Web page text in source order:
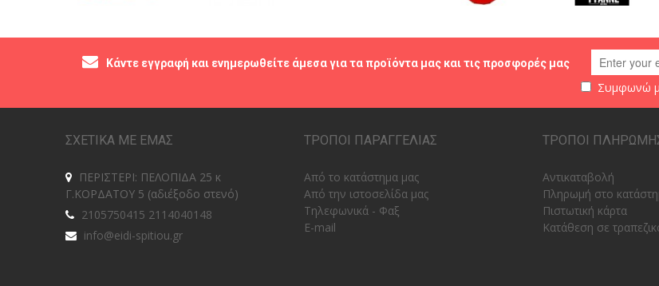
Κάντε εγγραφή και ενημερωθείτε άμεσα για τα προϊόντα μας και τις προσφορές μας
Συμφωνώ
ΣΧΕΤΙΚΑ ΜΕ ΕΜΑΣ
ΠΕΡΙΣΤΕΡΙ: ΠΕΛΟΠΙΔΑ 25 κ
Γ.ΚΟΡΔΑΤΟΥ 5 (αδιέξοδο στενό)
2105750415 2114040148
info@eidi-spitiou.gr
ΤΡΟΠΟΙ ΠΑΡΑΓΓΕΛΙΑΣ
Από το κατάστημα μας
Από την ιστοσελίδα μας
Tηλεφωνικά - Φαξ
E-mail
ΤΡΟΠΟΙ
Αντικαταβολή
Πληρωμή στο
Πιστωτική κάρτα
Κατάθεση σε